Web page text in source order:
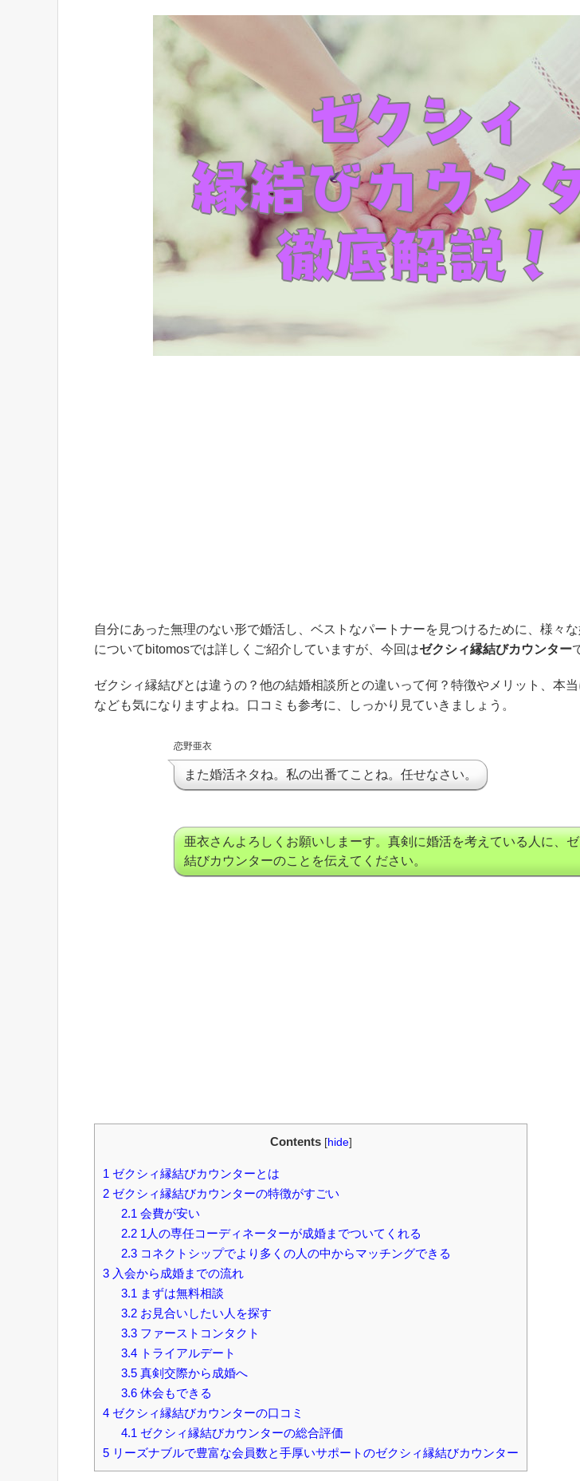
自分にあった無理のない形で婚活し、ベストなパートナーを見つけるために、様々
についてbitomosでは詳しくご紹介していますが、今回はゼクシィ縁結びカウンター
ゼクシィ縁結びとは違うの？他の結婚相談所との違いって何？特徴やメリット、本
なども気になりますよね。口コミも参考に、しっかり見ていきましょう。
恋野亜衣
また婚活ネタね。私の出番てことね。任せなさい。
亜衣さんよろしくお願いしまーす。真剣に婚活を考えている人に、
結びカウンターのことを伝えてください。
Contents [hide]
1 ゼクシィ縁結びカウンターとは
2 ゼクシィ縁結びカウンターの特徴がすごい
2.1 会費が安い
2.21人の専任コーディネーターが成婚までついてくれる
2.3コネクトシップでより多くの人の中からマッチングできる
3 入会から成婚までの流れ
3.1 まずは無料相談
3.2お見合いしたい人を探す
3.3ファーストコンタクト
3.4トライアルデート
3.5真剣交際から成婚へ
3.6休会もできる
4 ゼクシィ縁結びカウンターの口コミ
4.1 ゼクシィ縁結びカウンターの総合評価
5 リーズナブルで豊富な会員数と手厚いサポートのゼクシィ縁結びカウンター